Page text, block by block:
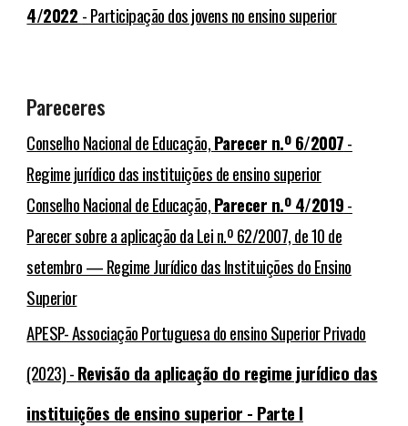
4/2022 - Participação dos jovens no ensino superior
Pareceres
Conselho Nacional de Educação,Parecer n.º 6/2007-
Regime jurídico das instituições de ensino superior
Conselho Nacional de Educação,Parecer n.º 4/2019-
Parecer sobre a aplicação da Lei n.º 62/2007, de 10 de
setembro — Regime Jurídico das Instituições do Ensino
Superior
APESP- Associação Portuguesa do ensino Superior Privado
(2023) -Revisão da aplicação do regime jurídico das
instituições de ensino superior - Parte I